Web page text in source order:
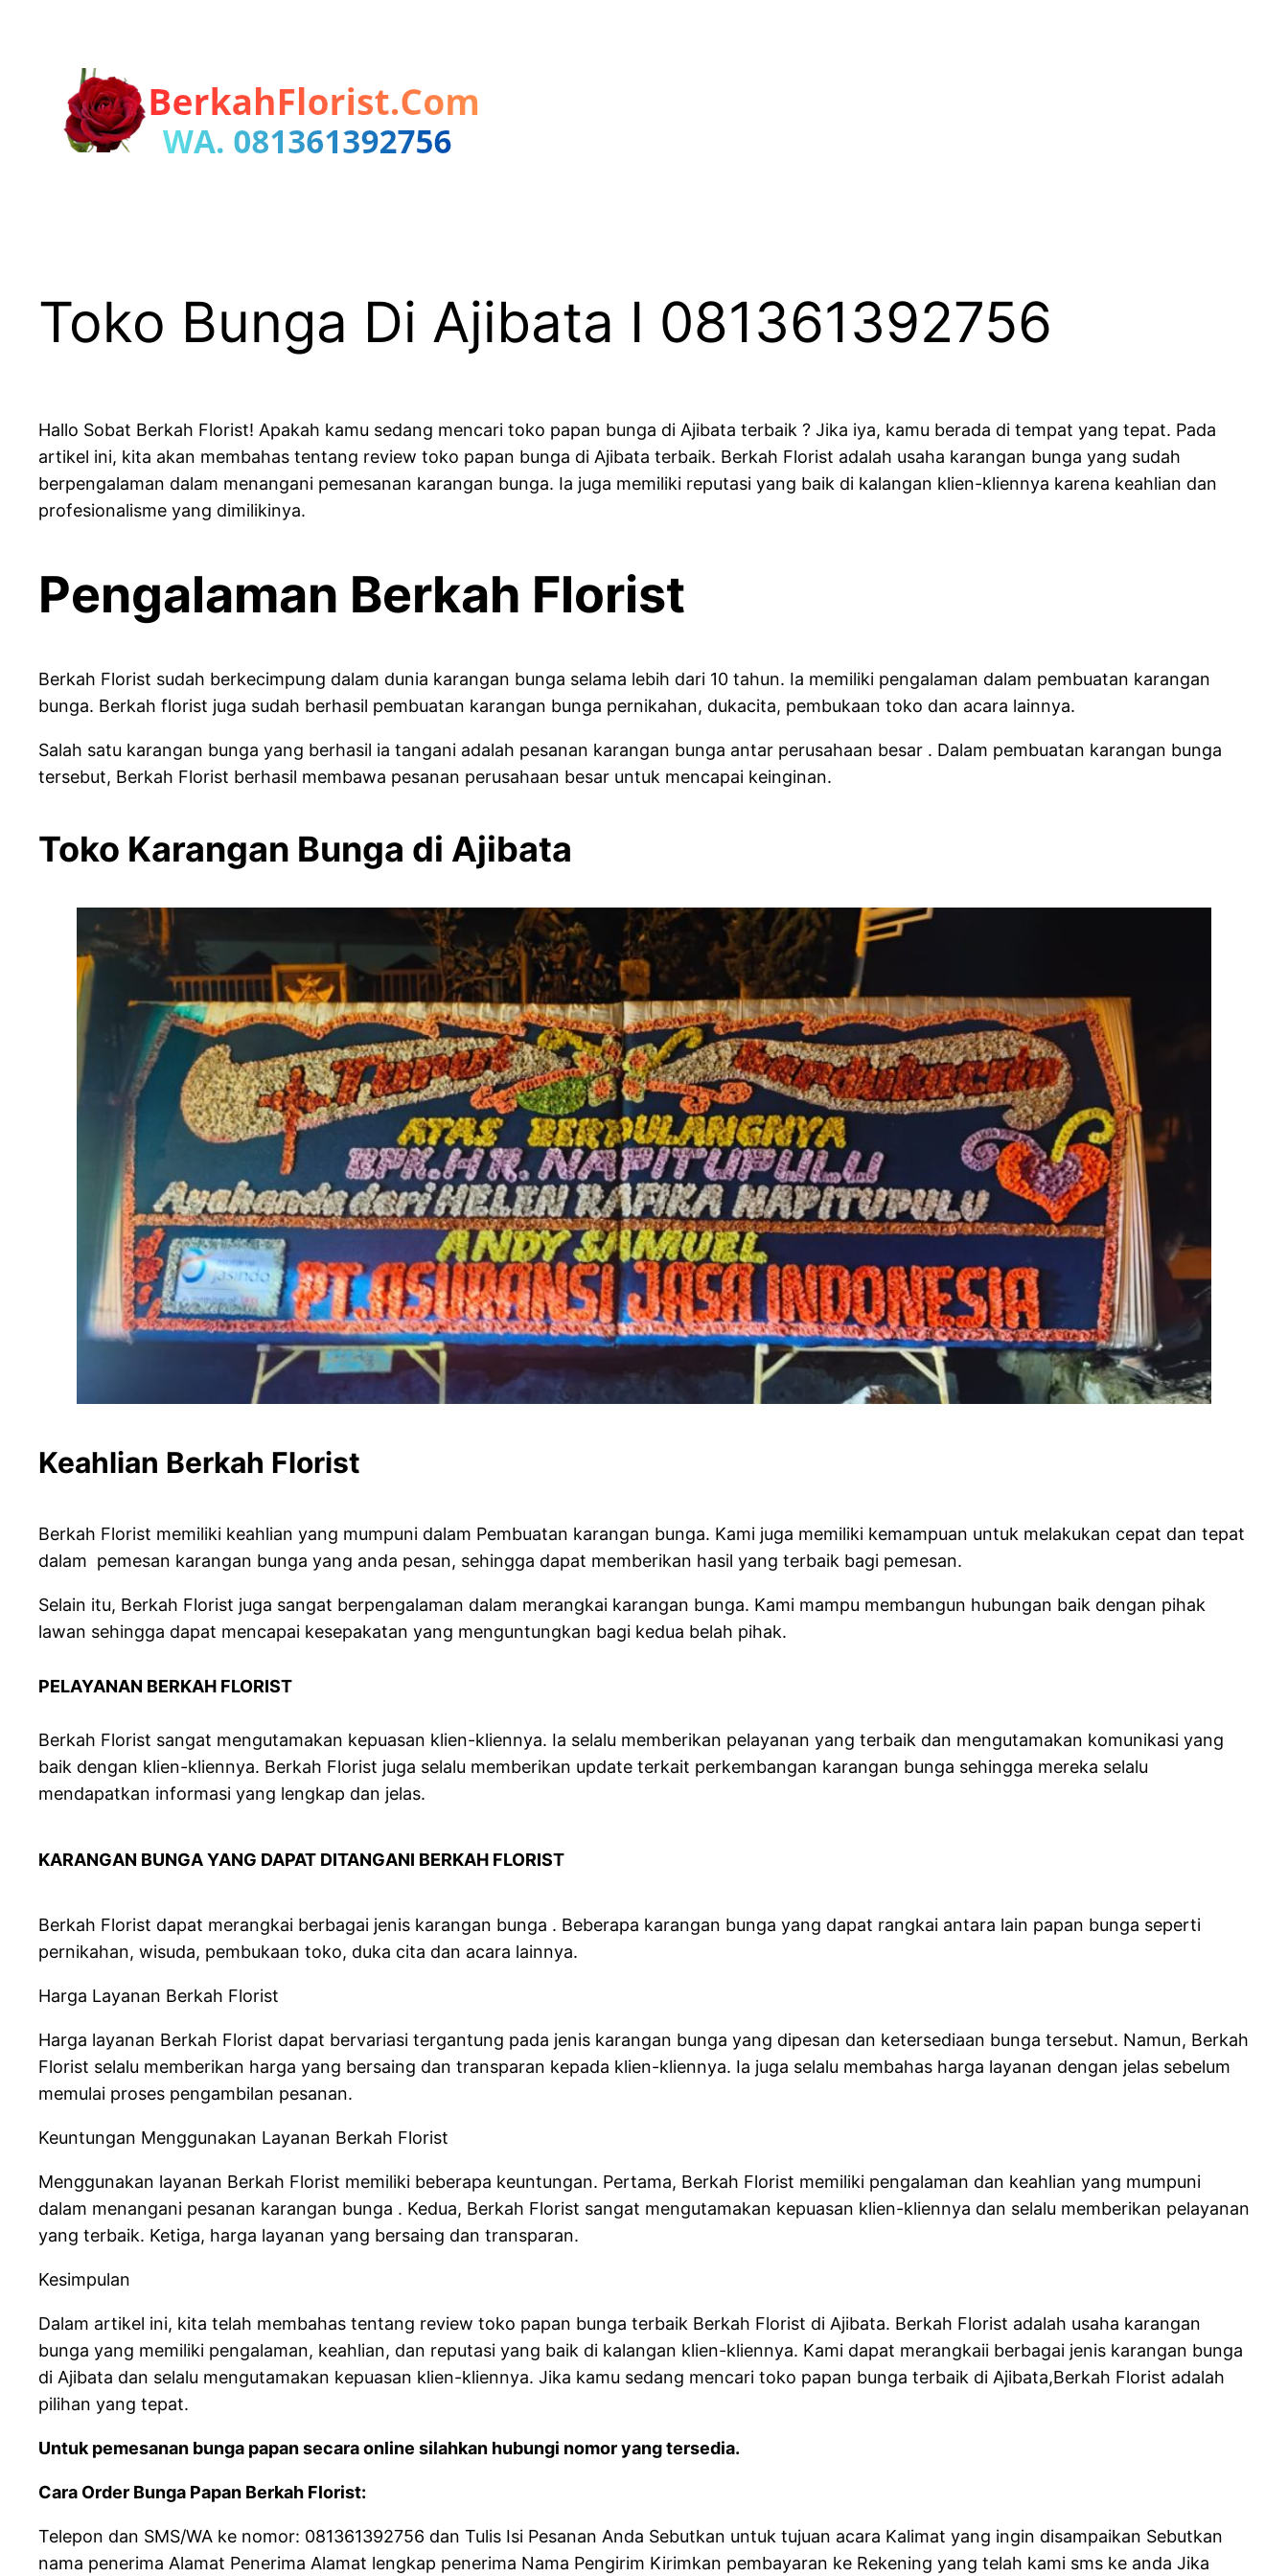
Toko Bunga Di Ajibata I 081361392756
Hallo Sobat Berkah Florist! Apakah kamu sedang mencari toko papan bunga di Ajibata terbaik ? Jika iya, kamu berada di tempat yang tepat. Pada
artikel ini, kita akan membahas tentang review toko papan bunga di Ajibata terbaik. Berkah Florist adalah usaha karangan bunga yang sudah
berpengalaman dalam menangani pemesanan karangan bunga. Ia juga memiliki reputasi yang baik di kalangan klien-kliennya karena keahlian dan
profesionalisme yang dimilikinya.
Pengalaman Berkah Florist
Berkah Florist sudah berkecimpung dalam dunia karangan bunga selama lebih dari 10 tahun. Ia memiliki pengalaman dalam pembuatan karangan
bunga. Berkah florist juga sudah berhasil pembuatan karangan bunga pernikahan, dukacita, pembukaan toko dan acara lainnya.
Salah satu karangan bunga yang berhasil ia tangani adalah pesanan karangan bunga antar perusahaan besar . Dalam pembuatan karangan bunga
tersebut, Berkah Florist berhasil membawa pesanan perusahaan besar untuk mencapai keinginan.
Toko Karangan Bunga di Ajibata
Keahlian Berkah Florist
Berkah Florist memiliki keahlian yang mumpuni dalam Pembuatan karangan bunga. Kami juga memiliki kemampuan untuk melakukan cepat dan tepat
dalam pemesan karangan bunga yang anda pesan, sehingga dapat memberikan hasil yang terbaik bagi pemesan.
Selain itu, Berkah Florist juga sangat berpengalaman dalam merangkai karangan bunga. Kami mampu membangun hubungan baik dengan pihak
lawan sehingga dapat mencapai kesepakatan yang menguntungkan bagi kedua belah pihak.
PELAYANAN BERKAH FLORIST
Berkah Florist sangat mengutamakan kepuasan klien-kliennya. Ia selalu memberikan pelayanan yang terbaik dan mengutamakan komunikasi yang
baik dengan klien-kliennya. Berkah Florist juga selalu memberikan update terkait perkembangan karangan bunga sehingga mereka selalu
mendapatkan informasi yang lengkap dan jelas.
KARANGAN BUNGA YANG DAPAT DITANGANI BERKAH FLORIST
Berkah Florist dapat merangkai berbagai jenis karangan bunga . Beberapa karangan bunga yang dapat rangkai antara lain papan bunga seperti
pernikahan, wisuda, pembukaan toko, duka cita dan acara lainnya.
Harga Layanan Berkah Florist
Harga layanan Berkah Florist dapat bervariasi tergantung pada jenis karangan bunga yang dipesan dan ketersediaan bunga tersebut. Namun, Berkah
Florist selalu memberikan harga yang bersaing dan transparan kepada klien-kliennya. Ia juga selalu membahas harga layanan dengan jelas sebelum
memulai proses pengambilan pesanan.
Keuntungan Menggunakan Layanan Berkah Florist
Menggunakan layanan Berkah Florist memiliki beberapa keuntungan. Pertama, Berkah Florist memiliki pengalaman dan keahlian yang mumpuni
dalam menangani pesanan karangan bunga . Kedua, Berkah Florist sangat mengutamakan kepuasan klien-kliennya dan selalu memberikan pelayanan
yang terbaik. Ketiga, harga layanan yang bersaing dan transparan.
Kesimpulan
Dalam artikel ini, kita telah membahas tentang review toko papan bunga terbaik Berkah Florist di Ajibata. Berkah Florist adalah usaha karangan
bunga yang memiliki pengalaman, keahlian, dan reputasi yang baik di kalangan klien-kliennya. Kami dapat merangkaii berbagai jenis karangan bunga
di Ajibata dan selalu mengutamakan kepuasan klien-kliennya. Jika kamu sedang mencari toko papan bunga terbaik di Ajibata,Berkah Florist adalah
pilihan yang tepat.
Untuk pemesanan bunga papan secara online silahkan hubungi nomor yang tersedia.
Cara Order Bunga Papan Berkah Florist:
Telepon dan SMS/WA ke nomor: 081361392756 dan Tulis Isi Pesanan Anda Sebutkan untuk tujuan acara Kalimat yang ingin disampaikan Sebutkan
nama penerima Alamat Penerima Alamat lengkap penerima Nama Pengirim Kirimkan pembayaran ke Rekening yang telah kami sms ke anda Jika